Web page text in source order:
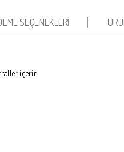
SEÇENEKLERI
içerir.